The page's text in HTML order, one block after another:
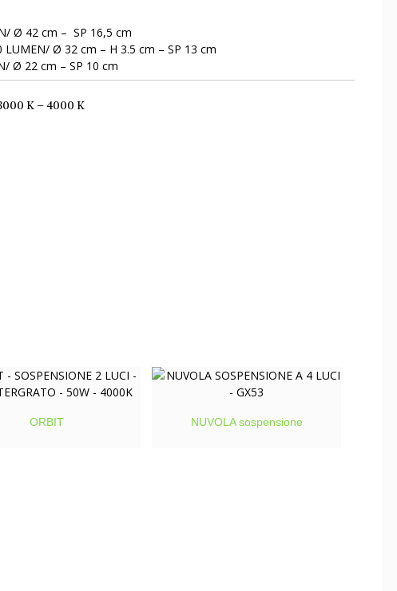
Ø 42 cm – SP 16,5 cm
LUMEN/ Ø 32 cm – H 3.5 cm – SP 13 cm
Ø 22 cm – SP 10 cm
K – 4000 K
ORBIT NUVOLA sospensione